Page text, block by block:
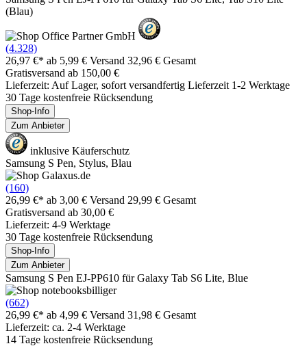
(Blau)
(4.328)
26,97 €* ab 5,99 € Versand 32,96 € Gesamt
Gratisversand ab 150,00 €
Lieferzeit: Auf Lager, sofort versandfertig Lieferzeit 1-2 Werktage
30 Tage kostenfreie Rücksendung
Shop-Info
Zum Anbieter
inklusive Käuferschutz
Samsung S Pen, Stylus, Blau
(160)
26,99 €* ab 3,00 € Versand 29,99 € Gesamt
Gratisversand ab 30,00 €
Lieferzeit: 4-9 Werktage
30 Tage kostenfreie Rücksendung
Shop-Info
Zum Anbieter
Samsung S Pen EJ-PP610 für Galaxy Tab S6 Lite, Blue
(662)
26,99 €* ab 4,99 € Versand 31,98 € Gesamt
Lieferzeit: ca. 2-4 Werktage
14 Tage kostenfreie Rücksendung